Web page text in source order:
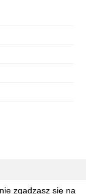
zgadzasz się na